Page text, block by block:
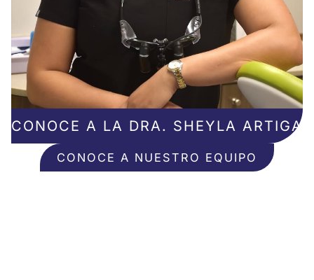
CONOCE A LA DRA. SHEYLA ARTIGA
CONOCE A NUESTRO EQUIPO